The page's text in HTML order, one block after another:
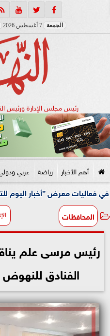
الجمعة 7 أغسطس 2026
رئيس مجلس الإدارة ورئيس
أهم الأخبار رياضة عربي
”أخبار اليوم للتعليم
المحافظات
رئيس مرسى علم
الفنادق للنهوض